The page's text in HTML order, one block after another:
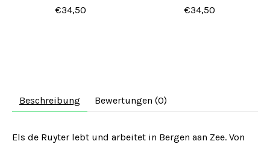
Beschreibung Bewertungen (0)
Els de Ruyter lebt und arbeitet in Bergen aan Zee. Von
€34,50
€34,50